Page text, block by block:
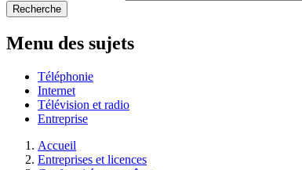
Recherche
Menu des sujets
Téléphonie
Internet
Télévision et radio
Entreprise
Accueil
Entreprises et licences